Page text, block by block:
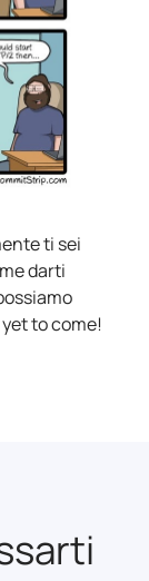
ti sei
darti
to come!